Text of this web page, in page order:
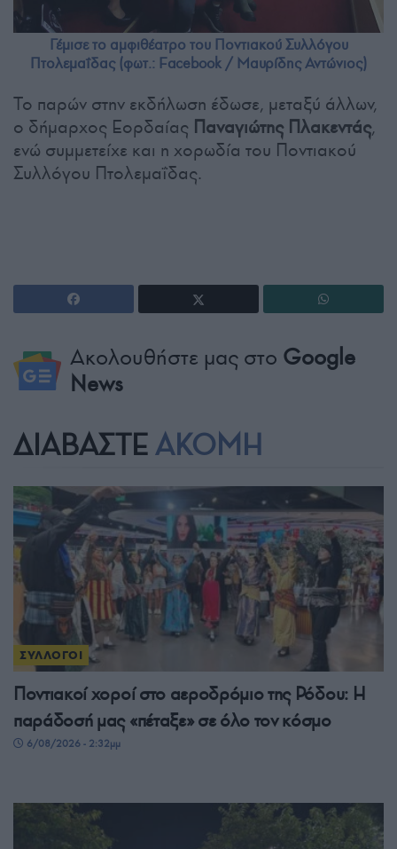
Γέμισε το αμφιθέατρο του Ποντιακού Συλλόγου
Πτολεμαΐδας (φωτ.: Facebook / Μαυρίδης Αντώνιος)
Το παρών στην εκδήλωση έδωσε, μεταξύ άλλων,
ο δήμαρχος Εορδαίας Παναγιώτης Πλακεντάς,
ενώ συμμετείχε και η χορωδία του Ποντιακού
Συλλόγου Πτολεμαΐδας.
Ακολουθήστε μας στο Google
News
ΔΙΑΒΑΣΤΕ ΑΚΟΜΗ
ΣΥΛΛΟΓΟΙ
Ποντιακοί χοροί στο αεροδρόμιο της Ρόδου: Η
παράδοσή μας «πέταξε» σε όλο τον κόσμο
6/08/2026 - 2:32μμ